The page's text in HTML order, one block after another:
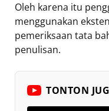
Oleh karena itu
menggunakan
pemeriksaan tata
penulisan.
TONTON